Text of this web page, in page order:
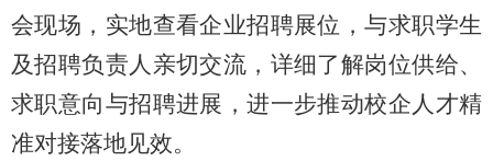
会现场，实地查看企业招聘展位，与求职学生
及招聘负责人亲切交流，详细了解岗位供给、
求职意向与招聘进展，进一步推动校企人才精
准对接落地见效。